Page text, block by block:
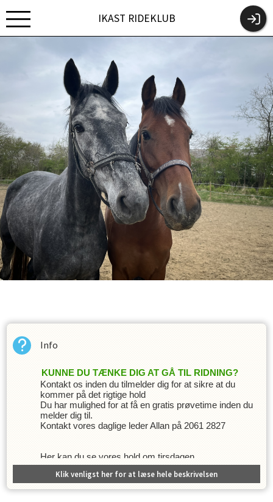
IKAST RIDEKLUB
Info
KUNNE DU TÆNKE DIG AT GÅ TIL RIDNING?
Kontakt os inden du tilmelder dig for at sikre at du
kommer på det rigtige hold
Du har mulighed for at få en gratis prøvetime inden du
melder dig til.
Kontakt vores daglige leder Allan på 2061 2827
Her kan du se vores hold om tirsdagen
Info
Dressur undervisning med klubbens egne undervisere.
Klik venligst her for at læse hele beskrivelsen